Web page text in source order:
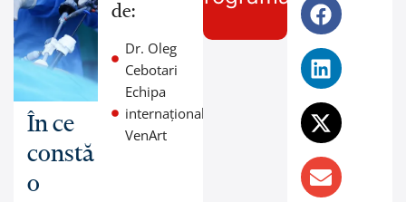
În ce
constă
o
de:
Dr. Oleg
Cebotari
Echipa
internațională
VenArt